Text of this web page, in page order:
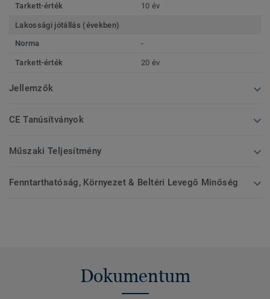
Tarkett-érték 10 év
Lakossági jótállás (években)
Norma
-
Tarkett-érték 20 év
Jellemzők
CE Tanúsítványok
Műszaki Teljesítmény
Fenntarthatóság, Környezet & Beltéri Levegő Minőség
Dokumentum